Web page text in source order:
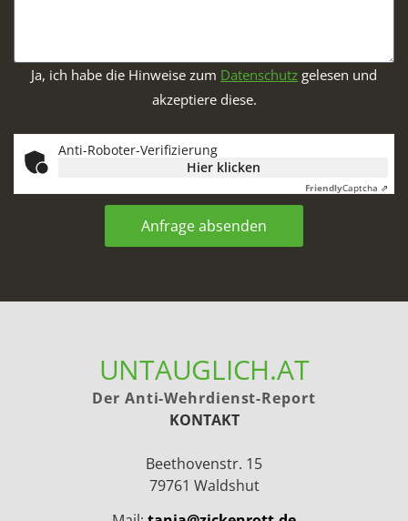
Ja, ich habe die Hinweise zum Datenschutz gelesen und
akzeptiere diese.
Anti-Roboter-Verifizierung
Hier klicken
FriendlyCaptcha ⇗
Anfrage absenden
UNTAUGLICH.AT
Der Anti-Wehrdienst-Report
KONTAKT
Beethovenstr. 15
79761 Waldshut